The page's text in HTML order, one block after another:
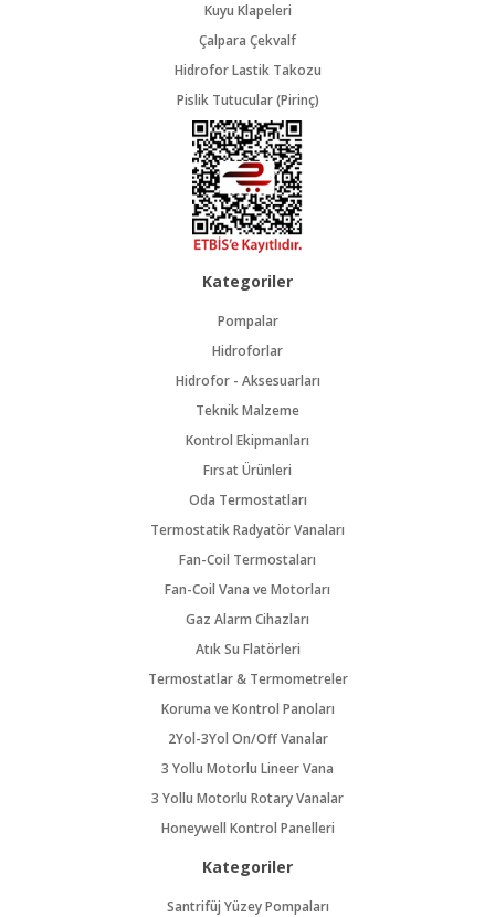
Kuyu Klapeleri
Çalpara Çekvalf
Hidrofor Lastik Takozu
Pislik Tutucular (Pirinç)
Kategoriler
Pompalar
Hidroforlar
Hidrofor - Aksesuarları
Teknik Malzeme
Kontrol Ekipmanları
Fırsat Ürünleri
Oda Termostatları
Termostatik Radyatör Vanaları
Fan-Coil Termostaları
Fan-Coil Vana ve Motorları
Gaz Alarm Cihazları
Atık Su Flatörleri
Termostatlar & Termometreler
Koruma ve Kontrol Panoları
2Yol-3Yol On/Off Vanalar
3 Yollu Motorlu Lineer Vana
3 Yollu Motorlu Rotary Vanalar
Honeywell Kontrol Panelleri
Kategoriler
Santrifüj Yüzey Pompaları